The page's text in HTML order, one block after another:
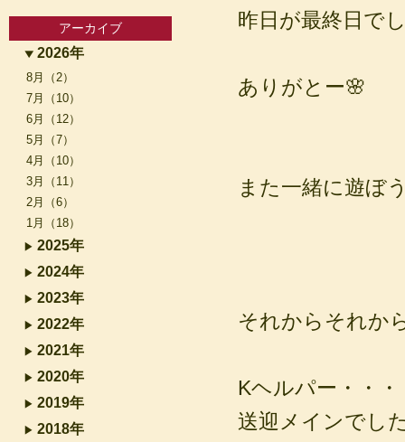
昨日が最終日で
ありがとー🌸
また一緒に遊ぼ
それからそれか
Kヘルパー・・・
送迎メインでし
アーカイブ
2026年
8月（2）
7月（10）
6月（12）
5月（7）
4月（10）
3月（11）
2月（6）
1月（18）
2025年
2024年
2023年
2022年
2021年
2020年
2019年
2018年